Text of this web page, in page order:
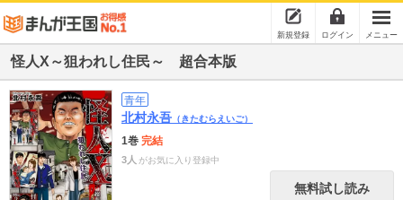
新規登録 ログイン メニュー
怪人X～狙われし住民～ 超合本版
青年
北村永吾 （きたむらえいご）
1巻 完結
3人 がお気に入り登録中
無料試し読み